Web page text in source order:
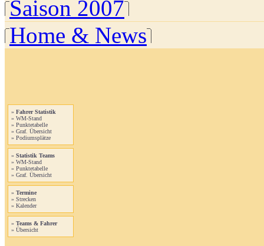
Saison 2007
Home & News
» Fahrer Statistik
» WM-Stand
» Punktetabelle
» Graf. Übersicht
» Podiumsplätze
» Statistik Teams
» WM-Stand
» Punktetabelle
» Graf. Übersicht
» Termine
» Strecken
» Kalender
» Teams & Fahrer
» Übersicht